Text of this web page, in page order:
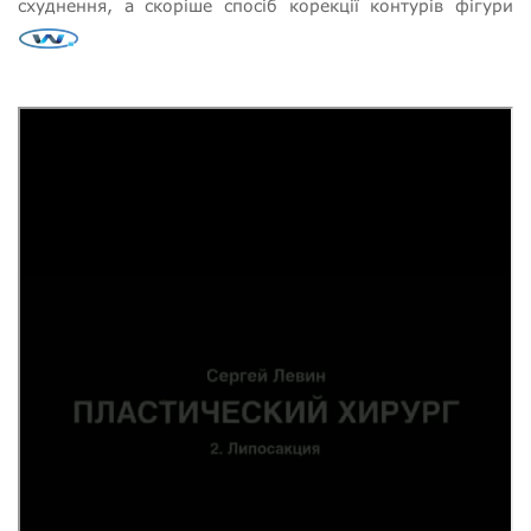
схуднення, а скоріше спосіб корекції контурів фігури